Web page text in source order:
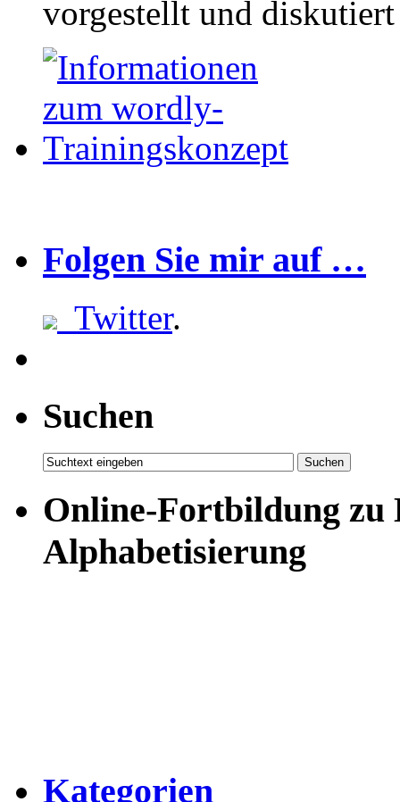
vorgestellt und
Folgen Sie mir auf …
Twitter.
Suchen
Online-Fortbildung zu
Alphabetisierung
Kategorien